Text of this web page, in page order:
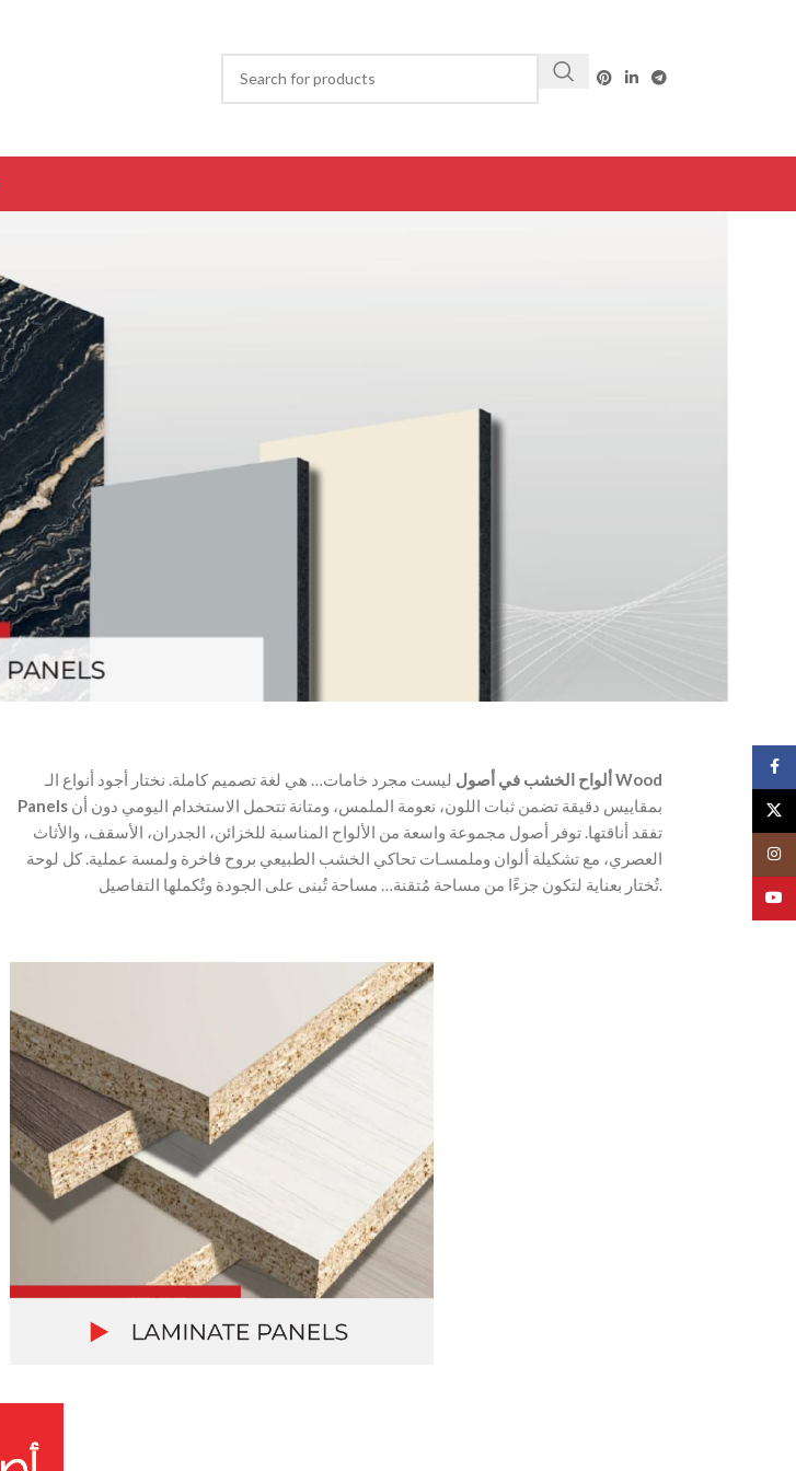
ألواح الخشب في أصولWood
Panels
تفقد أناقتها. توفر أصول مجموعة واسعة من الألواح المناسبة للخزائن، الجدران، الأسقف، والأثاث
العصري، مع تشكيلة ألوان وملمسـات تحاكي الخشب الطبيعي بروح فاخرة ولمسة عملية. كل لوحة
تُختار بعناية لتكون جزءًا من مساحة مُتقنة… مساحة تُبنى على الجودة وتُكملها التفاصيل.